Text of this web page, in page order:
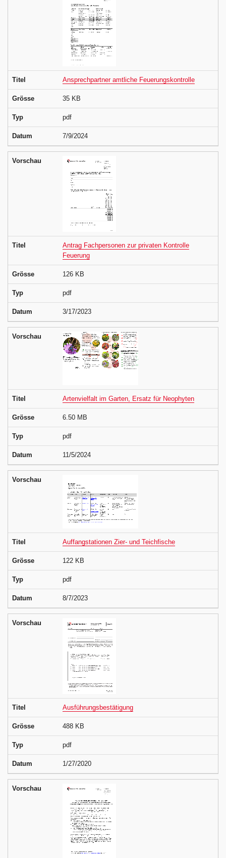
Titel Ansprechpartner amtliche Feuerungskontrolle
Grösse 35 KB
Typ pdf
Datum 7/9/2024
Vorschau
Titel
Antrag Fachpersonen zur privaten Kontrolle
Feuerung
Grösse 126 KB
Typ pdf
Datum 3/17/2023
Vorschau
Titel Artenvielfalt im Garten, Ersatz für Neophyten
Grösse 6.50 MB
Typ pdf
Datum 11/5/2024
Vorschau
Titel Auffangstationen Zier- und Teichfische
Grösse 122 KB
Typ pdf
Datum 8/7/2023
Vorschau
Titel Ausführungsbestätigung
Grösse 488 KB
Typ pdf
Datum 1/27/2020
Vorschau